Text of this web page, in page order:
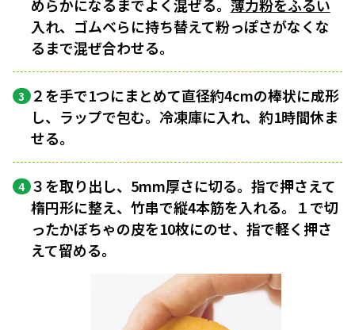
めらかになるまでよく混ぜる。 薄力粉をふるい
入れ、ゴムべらに持ち替えて粉っぽさがなくな
るまで混ぜ合わせる。
3 ２を手で1つにまとめて直径約4cmの棒状に成形
し、ラップで包む。冷凍庫に入れ、約1時間休ま
せる。
4 ３を取り出し、5mm厚さに切る。指で押さえて
楕円形に整え、竹串で縦4本筋を入れる。１で切
ったかぼちゃの皮を10枚にのせ、指で軽く押さ
えて留める。